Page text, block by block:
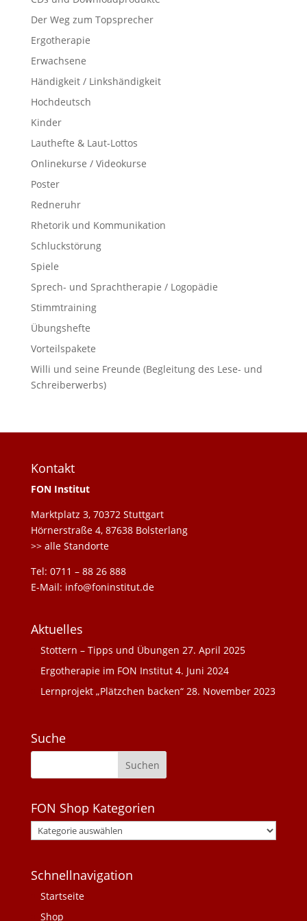
Der Weg zum Topsprecher
Ergotherapie
Erwachsene
Händigkeit / Linkshändigkeit
Hochdeutsch
Kinder
Lauthefte & Laut-Lottos
Onlinekurse / Videokurse
Poster
Redneruhr
Rhetorik und Kommunikation
Schluckstörung
Spiele
Sprech- und Sprachtherapie / Logopädie
Stimmtraining
Übungshefte
Vorteilspakete
Willi und seine Freunde (Begleitung des Lese- und
Schreiberwerbs)
Kontakt
FON Institut
Marktplatz 3, 70372 Stuttgart
Hörnerstraße 4, 87638 Bolsterlang
>> alle Standorte
Tel: 0711 – 88 26 888
E-Mail: info@foninstitut.de
Aktuelles
Stottern – Tipps und Übungen 27. April 2025
Ergotherapie im FON Institut 4. Juni 2024
Lernprojekt „Plätzchen backen“ 28. November 2023
Suche
FON Shop Kategorien
Schnellnavigation
Startseite
Shop